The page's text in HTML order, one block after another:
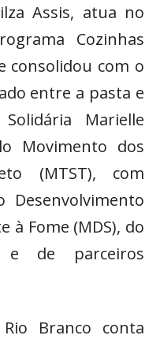
Assis, atua no
Cozinhas
consolidou com o
entre a pasta e
Marielle
Movimento dos
(MTST), com
à Fome (MDS), do
e de parceiros
Branco conta